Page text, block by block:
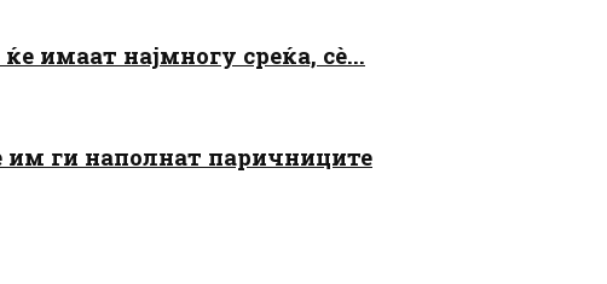
имаат најмногу среќа, сè...
им ги наполнат паричниците